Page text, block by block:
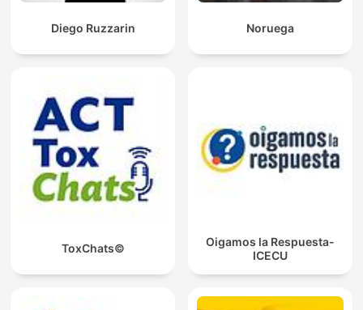
Diego Ruzzarin Noruega
ToxChats©
Oigamos la Respuesta-
ICECU